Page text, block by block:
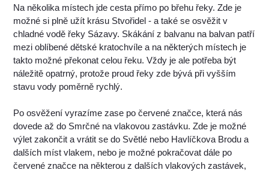
Na několika místech jde cesta přímo po břehu řeky. Zde je
možné si plně užít krásu Stvořidel - a také se osvěžit v
chladné vodě řeky Sázavy. Skákání z balvanu na balvan patří
mezi oblíbené dětské kratochvíle a na některých místech je
takto možné překonat celou řeku. Vždy je ale potřeba být
náležitě opatrný, protože proud řeky zde bývá při vyšším
stavu vody poměrně rychlý.
Po osvěžení vyrazíme zase po červené značce, která nás
dovede až do Smrčné na vlakovou zastávku. Zde je možné
výlet zakončit a vrátit se do Světlé nebo Havlíčkova Brodu a
dalších míst vlakem, nebo je možné pokračovat dále po
červené značce na některou z dalších vlakových zastávek,